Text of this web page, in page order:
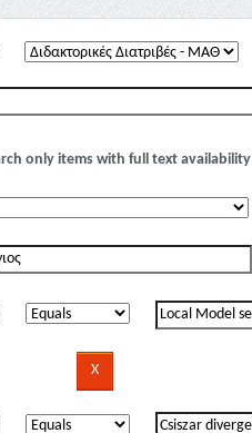
only items with full text availability